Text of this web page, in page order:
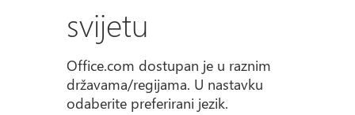
svijetu
Office.com dostupan je u raznim
državama/regijama. U nastavku
odaberite preferirani jezik.